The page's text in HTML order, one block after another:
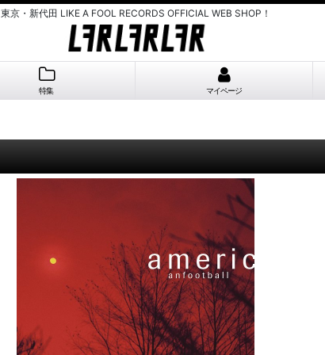
東京・新代田 LIKE A FOOL RECORDS OFFICIAL WEB SHOP！
特集 マイページ